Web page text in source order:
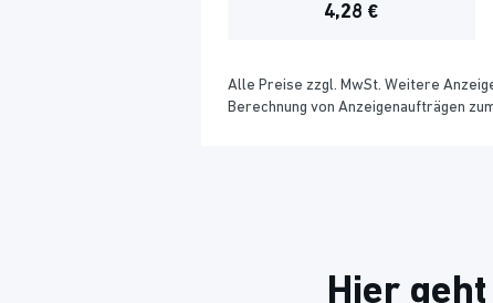
4,28 €
Alle Preise zzgl. MwSt. Weitere
Berechnung von Anzeigenaufträgen
Hier